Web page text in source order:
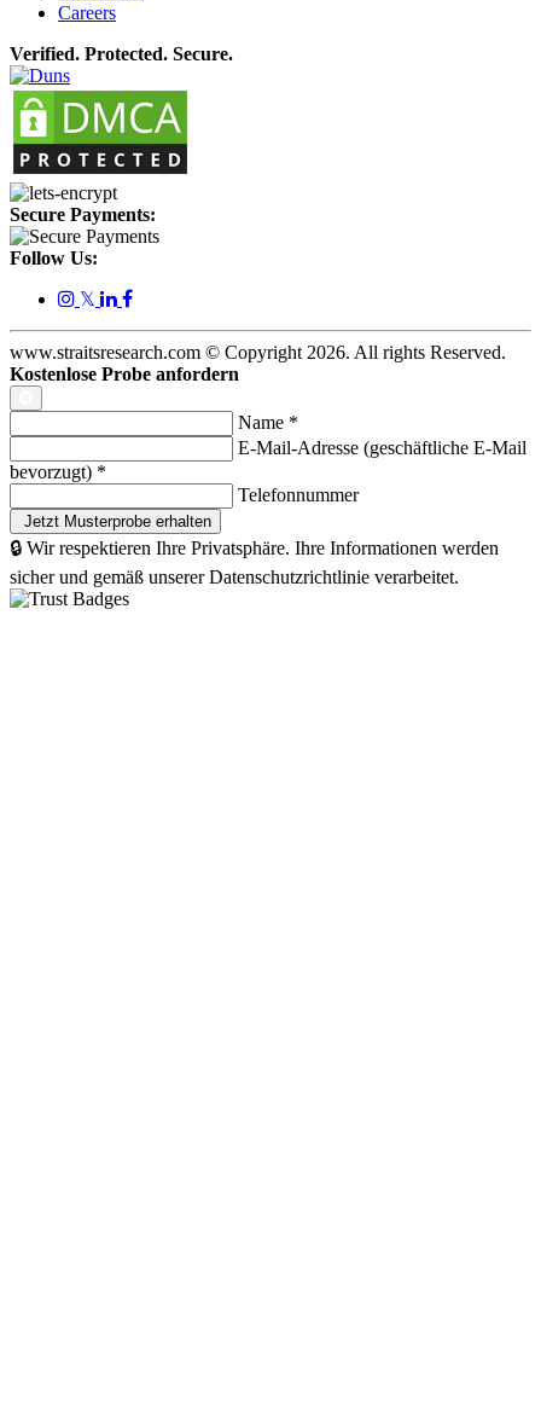
Careers
Verified. Protected. Secure.
Secure Payments:
Follow Us:
𝕏
www.straitsresearch.com © Copyright 2026. All rights Reserved.
Kostenlose Probe anfordern
Name *
E-Mail-Adresse (geschäftliche E-Mail
bevorzugt) *
Telefonnummer
🔒 Wir respektieren Ihre Privatsphäre. Ihre Informationen werden
sicher und gemäß unserer Datenschutzrichtlinie verarbeitet.